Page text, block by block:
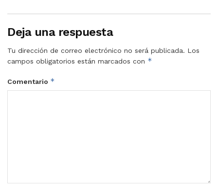
Deja una respuesta
Tu dirección de correo electrónico no será publicada. Los
campos obligatorios están marcados con *
Comentario *